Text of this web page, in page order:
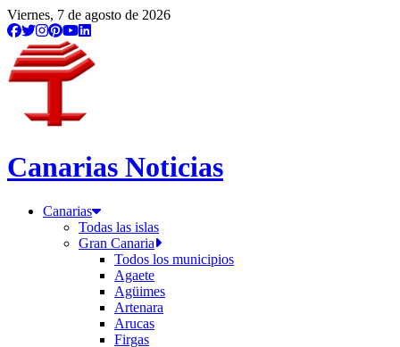
Viernes, 7 de agosto de 2026
Canarias Noticias
Canarias
Todas las islas
Gran Canaria
Todos los municipios
Agaete
Agüimes
Artenara
Arucas
Firgas